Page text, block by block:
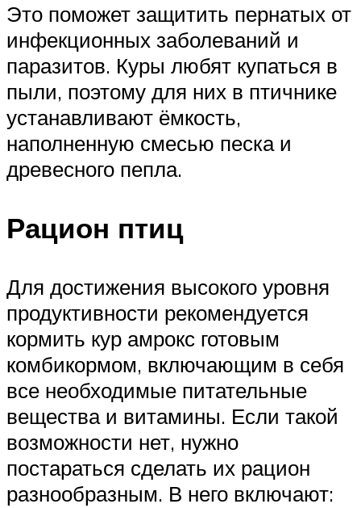
Это поможет защитить пернатых от
инфекционных заболеваний и
паразитов. Куры любят купаться в
пыли, поэтому для них в птичнике
устанавливают ёмкость,
наполненную смесью песка и
древесного пепла.
Рацион птиц
Для достижения высокого уровня
продуктивности рекомендуется
кормить кур амрокс готовым
комбикормом, включающим в себя
все необходимые питательные
вещества и витамины. Если такой
возможности нет, нужно
постараться сделать их рацион
разнообразным. В него включают: